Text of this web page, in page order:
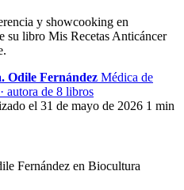
y showcooking en
libro Mis Recetas Anticáncer
Odile Fernández Médica de
autora de 8 libros
el 31 de mayo de 2026 1 min